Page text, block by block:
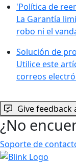
'Política de
La Garantía
robo ni el
Solución de
Utilice este
correos
Give
¿No
Soporte de